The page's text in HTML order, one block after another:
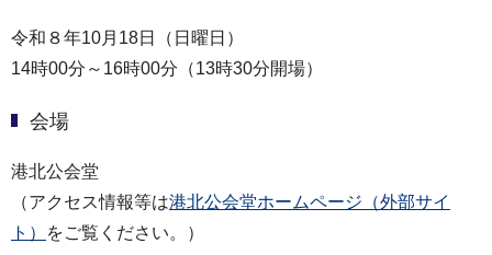
令和８年10月18日（日曜日）
14時00分～16時00分（13時30分開場）
会場
港北公会堂
（アクセス情報等は港北公会堂ホームページ（外部サイ
ト）
をご覧ください。）